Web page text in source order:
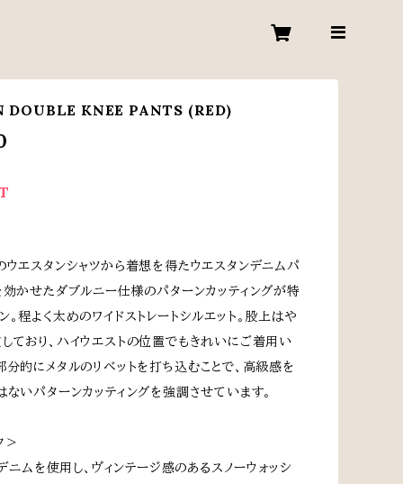
DOUBLE KNEE PANTS (RED)
ウエスタンシャツから着想を得たウエスタンデニムパ
効かせたダブルニー仕様のパターンカッティングが特
。程よく太めのワイドストレートシルエット。股上はや
ており、ハイウエストの位置でもきれいにご着用い
分的にメタルのリベットを打ち込むことで、高級感を
ないパターンカッティングを強調させています。
＞
ニムを使用し、ヴィンテージ感のあるスノーウォッシ